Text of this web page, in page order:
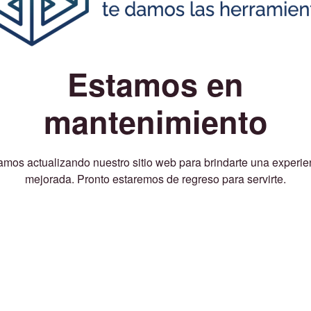
Estamos en
mantenimiento
actualizando nuestro sitio web para brindarte una
mejorada. Pronto estaremos de regreso para servirte.